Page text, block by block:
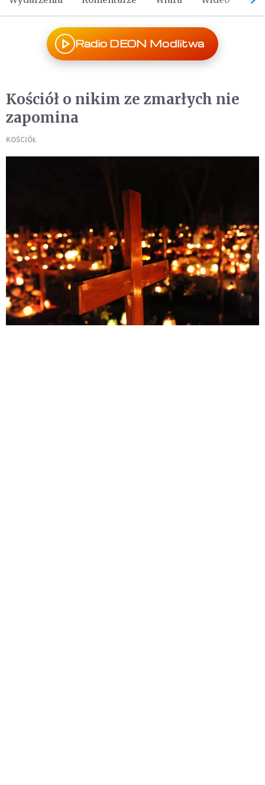
Radio DEON Modlitwa
Kościół o nikim ze zmarłych nie
zapomina
KOŚCIÓŁ